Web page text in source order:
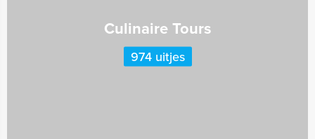
Culinaire Tours
974 uitjes